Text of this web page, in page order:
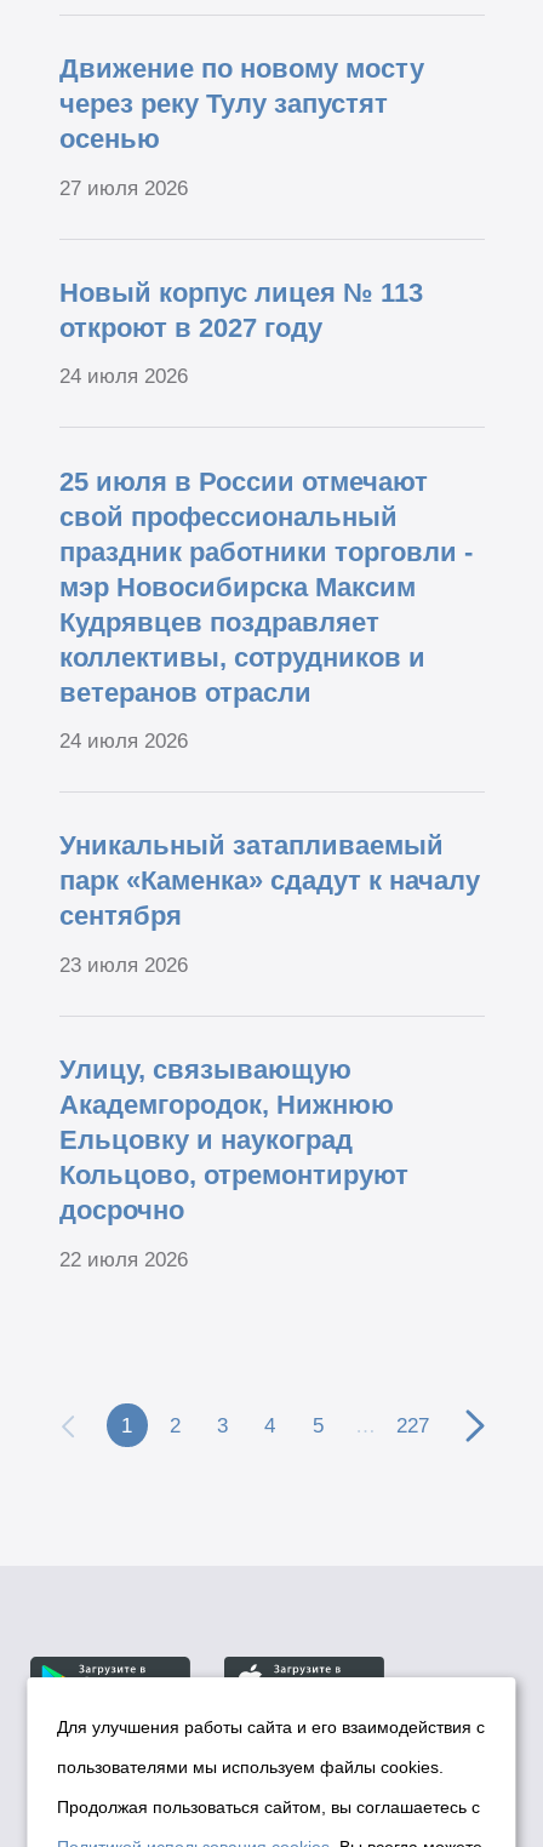
Движение по новому мосту
через реку Тулу запустят
осенью
27 июля 2026
Новый корпус лицея № 113
откроют в 2027 году
24 июля 2026
25 июля в России отмечают
свой профессиональный
праздник работники торговли -
мэр Новосибирска Максим
Кудрявцев поздравляет
коллективы, сотрудников и
ветеранов отрасли
24 июля 2026
Уникальный затапливаемый
парк «Каменка» сдадут к началу
сентября
23 июля 2026
Улицу, связывающую
Академгородок, Нижнюю
Ельцовку и наукоград
Кольцово, отремонтируют
досрочно
22 июля 2026
1 2 3 4 5 … 227
© Департамент информационной политики мэрии
города Новосибирска, 2026
Политика использования Cookies
Для улучшения работы сайта и его взаимодействия с
пользователями мы используем файлы cookies.
Продолжая пользоваться сайтом, вы соглашаетесь с